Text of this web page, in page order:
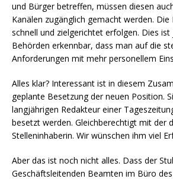
und Bürger betreffen, müssen diesen
Kanälen zugänglich gemacht werden.
schnell und zielgerichtet erfolgen. Dies ist
Behörden erkennbar, dass man auf die
Anforderungen mit mehr personellem
Alles klar? Interessant ist in diesem
geplante Besetzung der neuen Position.
langjährigen Redakteur einer
besetzt werden. Gleichberechtigt mit der
Stelleninhaberin. Wir wünschen ihm viel
Aber das ist noch nicht alles. Dass der
Geschäftsleitenden Beamten im Büro